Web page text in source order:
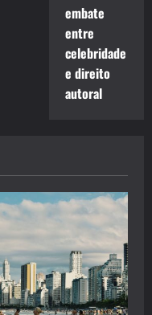
embate
entre
celebridade
e direito
autoral